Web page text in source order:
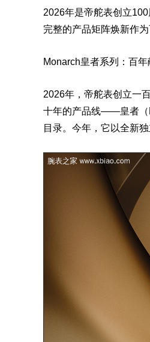
2026年是帝舵表创立
完整的产品矩阵焕新作为
Monarch皇者系列：百年
2026年，帝舵表创立一
十年的产品线——皇者（
目录。今年，它以全新